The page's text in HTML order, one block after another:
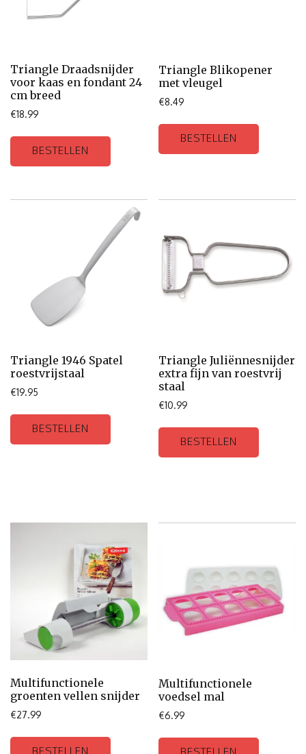
Triangle Draadsnijder
voor kaas en fondant 24
cm breed
€18.99
BESTELLEN
Triangle Blikopener
met vleugel
€8.49
BESTELLEN
Triangle 1946 Spatel
roestvrijstaal
€19.95
BESTELLEN
Triangle Juliënnesnijder
extra fijn van roestvrij
staal
€10.99
BESTELLEN
Multifunctionele
groenten vellen snijder
€27.99
BESTELLEN
Multifunctionele
voedsel mal
€6.99